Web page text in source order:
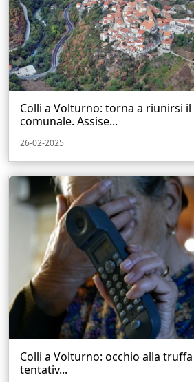
Colli a Volturno: torna a riunirsi il
comunale. Assise...
26-02-2025
Colli a Volturno: occhio alla
tentativ...